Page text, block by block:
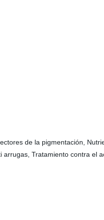
de la pigmentación,
arrugas, Tratamiento contra el